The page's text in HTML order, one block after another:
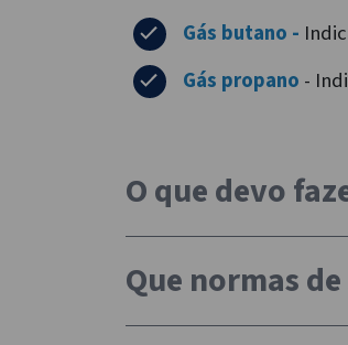
Gás butano -
Gás propano -
O que devo
Que normas